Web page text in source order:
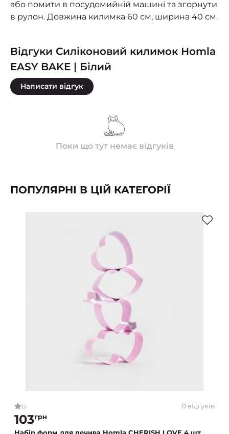
або помити в посудомийній машині та згорнути
в рулон. Довжина килимка 60 см, ширина 40 см.
Відгуки Силіконовий килимок Homla
EASY BAKE | Білий
Написати відгук
Поки що тут немає відгуків
ПОПУЛЯРНІ В ЦІЙ КАТЕГОРІЇ
0 0 відгуків
103грн